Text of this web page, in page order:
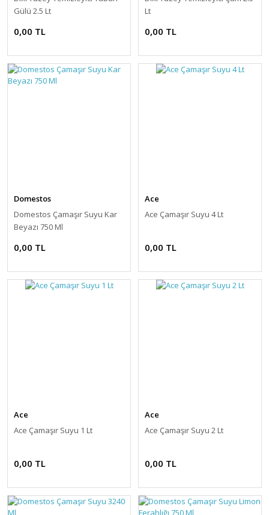
Gülü 2.5 Lt
0,00 TL
Lt
0,00 TL
Domestos
Domestos Çamaşır Suyu Kar
Beyazı 750 Ml
0,00 TL
Ace
Ace Çamaşır Suyu 4 Lt
0,00 TL
Ace
Ace Çamaşır Suyu 1 Lt
0,00 TL
Ace
Ace Çamaşır Suyu 2 Lt
0,00 TL